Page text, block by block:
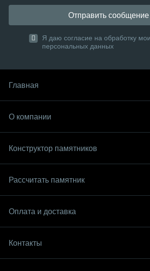
Отправить сообщение
Я даю согласие на обработку
персональных данных
Главная
О компании
Конструктор памятников
Рассчитать памятник
Оплата и доставка
Контакты